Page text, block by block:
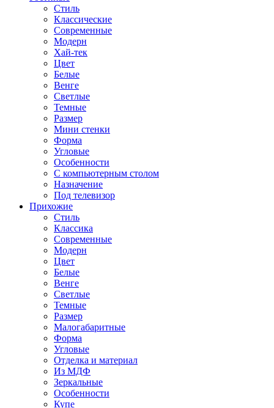
Стиль
Классические
Современные
Модерн
Хай-тек
Цвет
Белые
Венге
Светлые
Темные
Размер
Мини стенки
Форма
Угловые
Особенности
С компьютерным столом
Назначение
Под телевизор
Прихожие
Стиль
Классика
Современные
Модерн
Цвет
Белые
Венге
Светлые
Темные
Размер
Малогабаритные
Форма
Угловые
Отделка и материал
Из МДФ
Зеркальные
Особенности
Купе